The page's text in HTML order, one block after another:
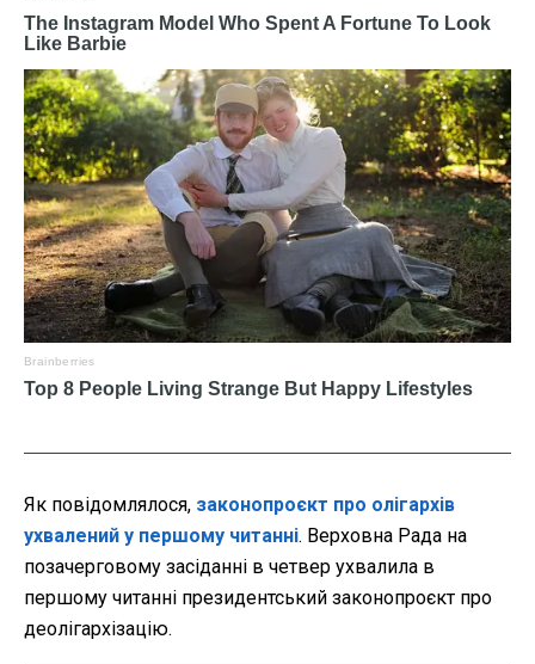
Як повідомлялося, законопроєкт про олігархів
ухвалений у першому читанні. Верховна Рада на
позачерговому засіданні в четвер ухвалила в
першому читанні президентський законопроєкт про
деолігархізацію.